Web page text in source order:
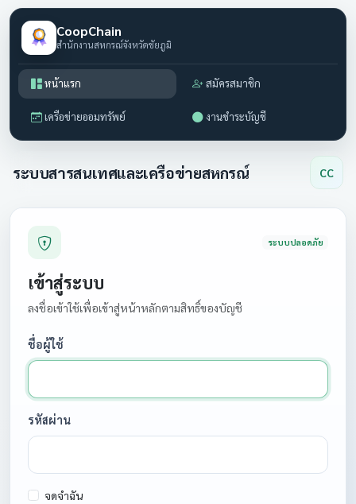
CoopChain
สำนักงานสหกรณ์จังหวัดชัยภูมิ
หน้าแรก สมัครสมาชิก
เครือข่ายออมทรัพย์ งานชำระบัญชี
ระบบสารสนเทศและเครือข่ายสหกรณ์ CC
ระบบปลอดภัย
เข้าสู่ระบบ
ลงชื่อเข้าใช้เพื่อเข้าสู่หน้าหลักตามสิทธิ์ของบัญชี
ชื่อผู้ใช้
รหัสผ่าน
จดจำฉัน